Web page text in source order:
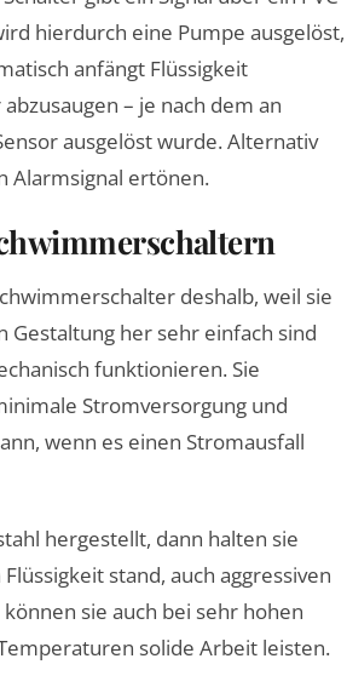
hierdurch eine Pumpe ausgelöst,
anfängt Flüssigkeit
– je nach dem an
ausgelöst wurde. Alternativ
Alarmsignal ertönen.
deshalb, weil sie
Gestaltung her sehr einfach sind
funktionieren. Sie
Stromversorgung und
wenn es einen Stromausfall
hergestellt, dann halten sie
stand, auch aggressiven
sie auch bei sehr hohen
solide Arbeit leisten.